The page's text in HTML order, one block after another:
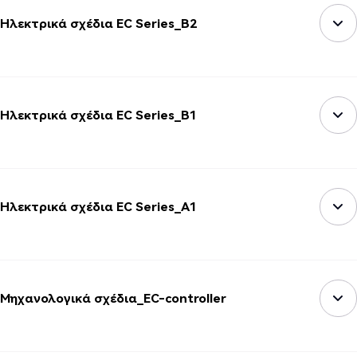
Ηλεκτρικά σχέδια EC Series_B2
Ηλεκτρικά σχέδια EC Series_B1
Ηλεκτρικά σχέδια EC Series_A1
Μηχανολογικά σχέδια_EC-controller